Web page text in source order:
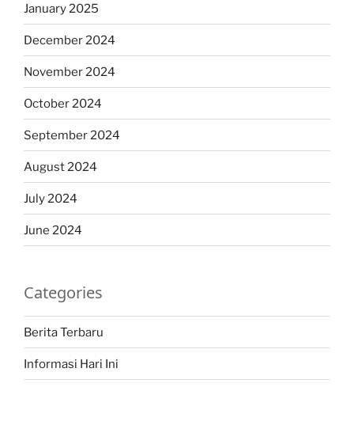
January 2025
December 2024
November 2024
October 2024
September 2024
August 2024
July 2024
June 2024
Categories
Berita Terbaru
Informasi Hari Ini